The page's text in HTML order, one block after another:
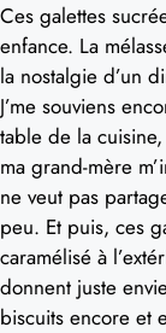
Ces galettes
enfance. La
la nostalgie d’un
J’me souviens
table de la
ma grand-mère
ne veut pas
peu. Et puis, ces
caramélisé à
donnent juste
biscuits encore et